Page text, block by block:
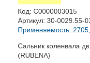
Код: С0000003015
Артикул: 30-0029.55-
Применяемость:
Сальник коленвала
(RUBENA)